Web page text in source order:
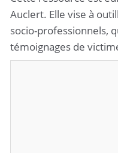
Auclert. Elle vise à
socio-professionnels,
témoignages de